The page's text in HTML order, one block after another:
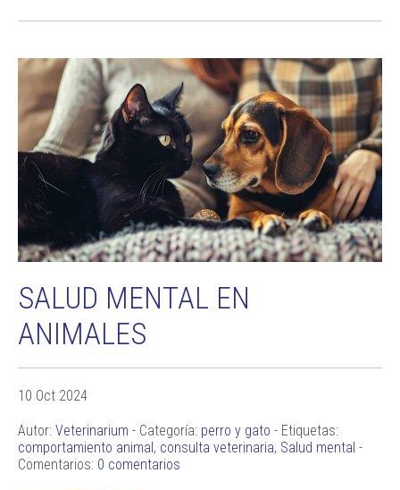
SALUD MENTAL EN
ANIMALES
10 Oct 2024
Autor: Veterinarium - Categoría: perro y gato - Etiquetas:
comportamiento animal , consulta veterinaria, Salud mental -
Comentarios: 0 comentarios